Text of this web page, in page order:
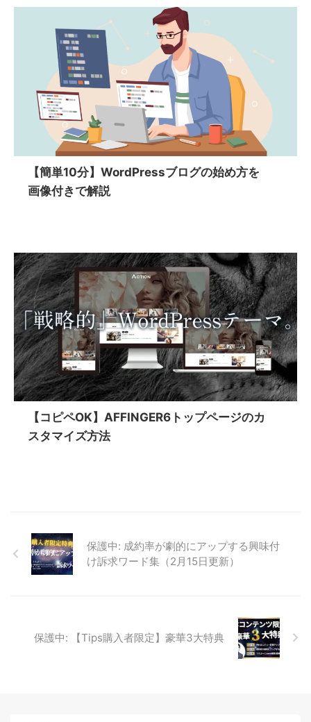
【簡単10分】WordPressブログの始め方を
画像付きで解説
【コピペOK】AFFINGER6トップページのカ
スタマイズ方法
保護中: 成約率が劇的にアップする興味付
け訴求ワード集（2月15日更新）
保護中: 【Tips購入者限定】豪華3大特典